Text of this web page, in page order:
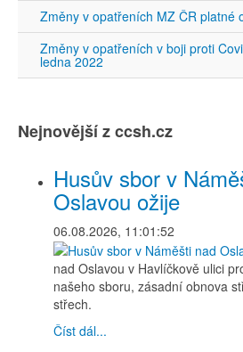
Změny v opatřeních MZ ČR platné
Změny v opatřeních v boji proti
ledna 2022
Nejnovější z ccsh.cz
Husův sbor v
Oslavou ožije
06.08.2026, 11:01:52
nad Oslavou v Havlíčkově ulici
našeho sboru, zásadní obnova
střech.
Číst dál...